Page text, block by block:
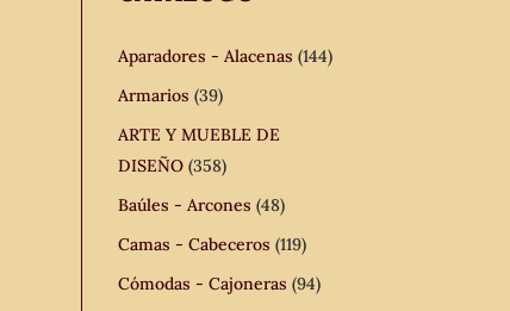
Aparadores - Alacenas (144)
Armarios (39)
ARTE Y MUEBLE DE
DISEÑO (358)
Baúles - Arcones (48)
Camas - Cabeceros (119)
Cómodas - Cajoneras (94)